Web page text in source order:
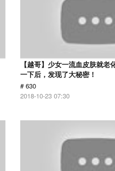
【越哥】少女一流血皮肤就老
一下后，发现了大秘密！
# 630
2018-10-23 07:30